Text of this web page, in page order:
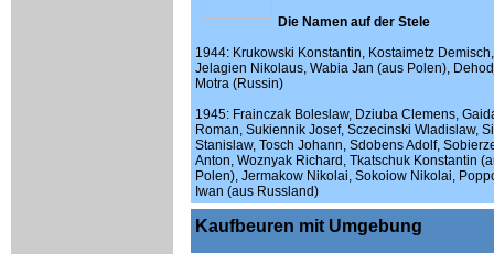
Die Namen auf der Stele
1944: Krukowski Konstantin, Kostaimetz Demisch,
Jelagien Nikolaus, Wabia Jan (aus Polen),
Motra (Russin)
1945: Frainczak Boleslaw, Dziuba Clemens,
Roman, Sukiennik Josef, Sczecinski Wladislaw,
Stanislaw, Tosch Johann, Sdobens Adolf,
Anton, Woznyak Richard, Tkatschuk Konstantin
Polen), Jermakow Nikolai, Sokoiow Nikolai,
Iwan (aus Russland)
Kaufbeuren mit Umgebung